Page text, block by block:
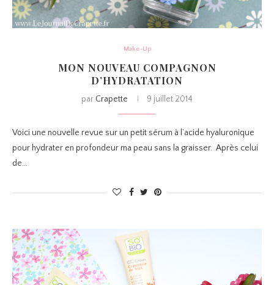
Make-Up
MON NOUVEAU COMPAGNON
D’HYDRATATION
par Crapette 9 juillet 2014
Voici une nouvelle revue sur un petit sérum à l’acide hyaluronique
pour hydrater en profondeur ma peau sans la graisser. Après celui
de…